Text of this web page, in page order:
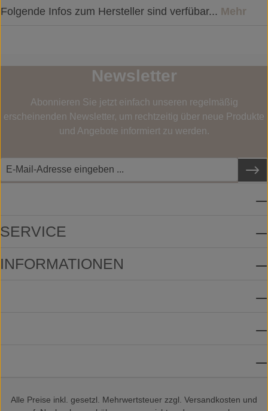
Folgende Infos zum Hersteller sind verfübar... Mehr
Newsletter
Abonnieren Sie jetzt einfach unseren regelmäßig
erscheinenden Newsletter, um rechtzeitig über neue Produkte
und Angebote informiert zu werden.
SERVICE
INFORMATIONEN
Alle Preise inkl. gesetzl. Mehrwertsteuer zzgl. Versandkosten und